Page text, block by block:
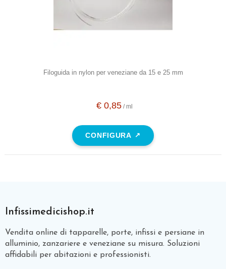
Filoguida in nylon per veneziane da 15 e 25 mm
€ 0,85/ ml
CONFIGURA
Infissimedicishop.it
Vendita online di tapparelle, porte, infissi e persiane in
alluminio, zanzariere e veneziane su misura. Soluzioni
affidabili per abitazioni e professionisti.